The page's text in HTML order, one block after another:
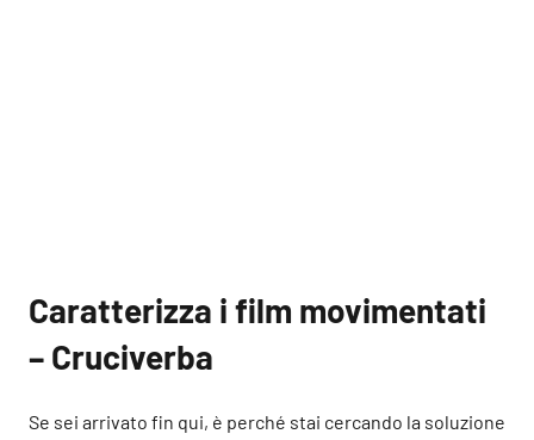
Caratterizza i film movimentati
– Cruciverba
Se sei arrivato fin qui, è perché stai cercando la soluzione